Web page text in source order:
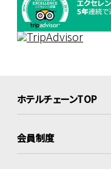
ホテルチェーンTOP
会員制度